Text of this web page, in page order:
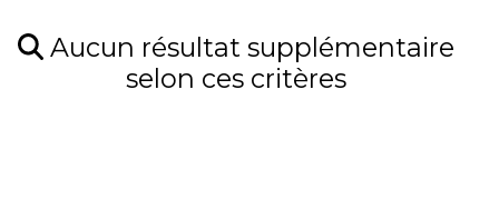
Aucun résultat supplémentaire
selon ces critères